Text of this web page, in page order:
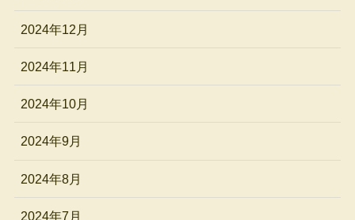
2024年12月
2024年11月
2024年10月
2024年9月
2024年8月
2024年7月